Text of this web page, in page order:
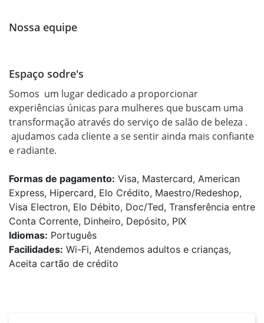
Nossa equipe
Espaço sodre's
Somos  um lugar dedicado a proporcionar
experiências únicas para mulheres que buscam uma
transformação através do serviço de salão de beleza .
e radiante.
Formas de pagamento: Visa, Mastercard, American
Express, Hipercard, Elo Crédito, Maestro/Redeshop,
Visa Electron, Elo Débito, Doc/Ted, Transferência entre
Conta Corrente, Dinheiro, Depósito, PIX
Idiomas: Português
Facilidades: Wi-Fi, Atendemos adultos e crianças,
Aceita cartão de crédito